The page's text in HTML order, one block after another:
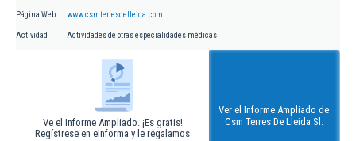
Página Web www.csmterresdelleida.com
Actividad Actividades de otras especialidades médicas
Ve el Informe Ampliado. ¡Es gratis!
Regístrese en eInforma y le regalamos
Ver el Informe Ampliado de
Csm Terres De Lleida Sl.